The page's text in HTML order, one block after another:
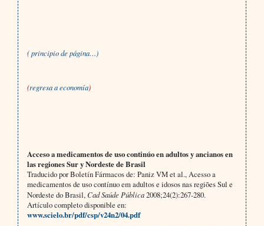
( principio de página…)
(regresa a economía)
Acceso a medicamentos de uso continúo en adultos y ancianos en
las regiones Sur y Nordeste de Brasil
Traducido por Boletín Fármacos de: Paniz VM et al., Acesso a
medicamentos de uso contínuo em adultos e idosos nas regiões Sul e
Nordeste do Brasil,Cad Saúde Pública2008;24(2):267-280.
Artículo completo disponible en:
www.scielo.br/pdf/csp/v24n2/04.pdf